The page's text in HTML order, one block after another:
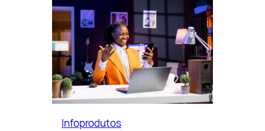
Infoprodutos